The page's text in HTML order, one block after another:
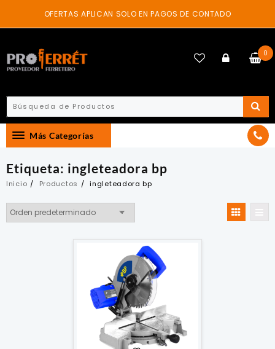
content
OFERTAS APLICAN SOLO EN PAGOS DE CONTADO
0
Más Categorías
Etiqueta: ingleteadora bp
Inicio Productos ingleteadora bp